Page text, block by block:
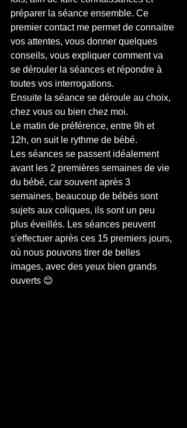
préparer la séance ensemble. Ce
premier contact me permet de connaitre
vos attentes, vous donner quelques
conseils, vous expliquer comment va
se dérouler la séances et répondre à
toutes vos interrogations.
Ensuite la séance se déroule au choix,
chez vous ou bien chez moi.
Le matin de préférence, entre 9h et
12h, on suit le rythme de bébé.
Les séances se passent idéalement
avant les 2 premières semaines de vie
du bébé, car souvent après 3
semaines, beaucoup de bébés sont
sujets aux coliques, ils sont un peu
plus éveillés. Les séances peuvent
s'effectuer après ces 15 premiers jours,
où nous pouvons tirer de belles
images, avec des yeux bien grands
ouverts 😊